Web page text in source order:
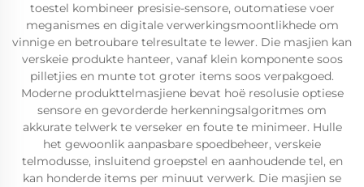
toestel kombineer presisie-sensore, outomatiese voer
meganismes en digitale verwerkingsmoontlikhede om
vinnige en betroubare telresultate te lewer. Die masjien kan
verskeie produkte hanteer, vanaf klein komponente soos
pilletjies en munte tot groter items soos verpakgoed.
Moderne produkttelmasjiene bevat hoë resolusie optiese
sensore en gevorderde herkenningsalgoritmes om
akkurate telwerk te verseker en foute te minimeer. Hulle
het gewoonlik aanpasbare spoedbeheer, verskeie
telmodusse, insluitend groepstel en aanhoudende tel, en
kan honderde items per minuut verwerk. Die masjien se